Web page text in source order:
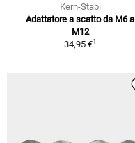
Kern-Stabi
Adattatore a scatto da M6 a
M12
34,95 €1